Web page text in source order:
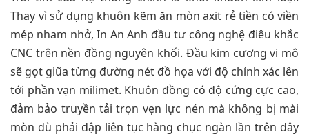
Thay vì sử dụng khuôn kẽm ăn mòn axit rẻ tiền có viền
mép nham nhở, In An Anh đầu tư công nghệ điêu khắc
CNC trên nền đồng nguyên khối. Đầu kim cương vi mô
sẽ gọt giũa từng đường nét đồ họa với độ chính xác lên
tới phần vạn milimet. Khuôn đồng có độ cứng cực cao,
đảm bảo truyền tải trọn vẹn lực nén mà không bị mài
mòn dù phải dập liên tục hàng chục ngàn lần trên dây